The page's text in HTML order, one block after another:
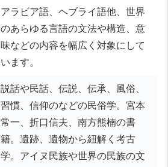
アラビア語、ヘブライ語他、世界
のあらゆる言語の文法や構造、意
味などの内容を幅広く対象にして
います。
説話や民話、伝説、伝承、風俗、
習慣、信仰のなどの民俗学。宮本
常一、折口信夫、南方熊楠の書
籍。遺跡、遺物から紐解く考古
学。アイヌ民族や世界の民族の文